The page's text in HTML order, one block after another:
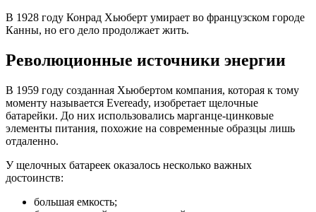
В 1928 году Конрад Хьюберт умирает во французском городе
Канны, но его дело продолжает жить.
Революционные источники энергии
В 1959 году созданная Хьюбертом компания, которая к тому
моменту называется Eveready, изобретает щелочные
батарейки. До них использовались марганце-цинковые
элементы питания, похожие на современные образцы лишь
отдаленно.
У щелочных батареек оказалось несколько важных
достоинств:
большая емкость;